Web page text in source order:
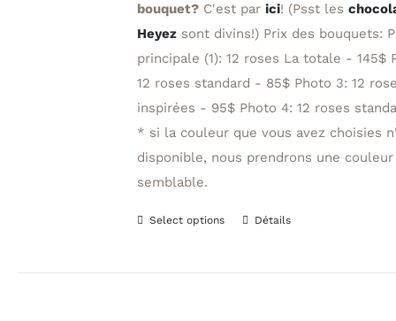
bouquet? C'est par ici! (Psst les
Heyez sont divins!) Prix des bouquets:
principale (1): 12 roses La totale - 145$
12 roses standard - 85$ Photo 3: 12
inspirées - 95$ Photo 4: 12 roses
* si la couleur que vous avez choisies
disponible, nous prendrons une couleur
semblable.
Select options
CeDétails